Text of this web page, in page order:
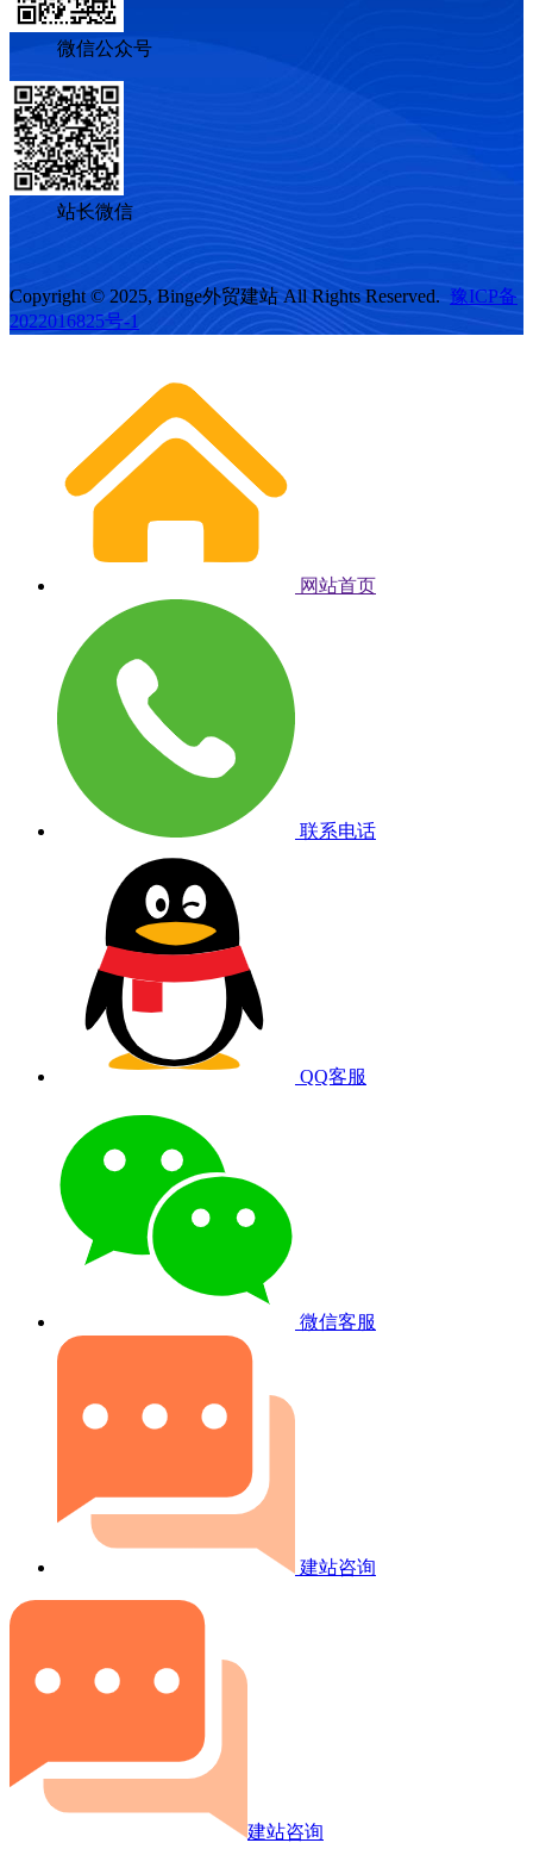
微信公众号
站长微信
Copyright © 2025, Binge外贸建站 All Rights Reserved. 豫ICP备
2022016825号-1
网站首页
联系电话
QQ客服
微信客服
建站咨询
建站咨询